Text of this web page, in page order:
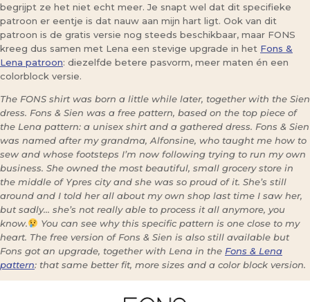
begrijpt ze het niet echt meer. Je snapt wel dat dit specifieke
patroon er eentje is dat nauw aan mijn hart ligt. Ook van dit
patroon is de gratis versie nog steeds beschikbaar, maar FONS
kreeg dus samen met Lena een stevige upgrade in het Fons &
Lena patroon: diezelfde betere pasvorm, meer maten én een
colorblock versie.
The FONS shirt was born a little while later, together with the Sien
dress. Fons & Sien was a free pattern, based on the top piece of
the Lena pattern: a unisex shirt and a gathered dress. Fons & Sien
was named after my grandma, Alfonsine, who taught me how to
sew and whose footsteps I’m now following trying to run my own
business. She owned the most beautiful, small grocery store in
the middle of Ypres city and she was so proud of it. She’s still
around and I told her all about my own shop last time I saw her,
but sadly… she’s not really able to process it all anymore, you
know.
You can see why this specific pattern is one close to my
heart. The free version of Fons & Sien is also still available but
Fons got an upgrade, together with Lena in the Fons & Lena
pattern: that same better fit, more sizes and a color block version.